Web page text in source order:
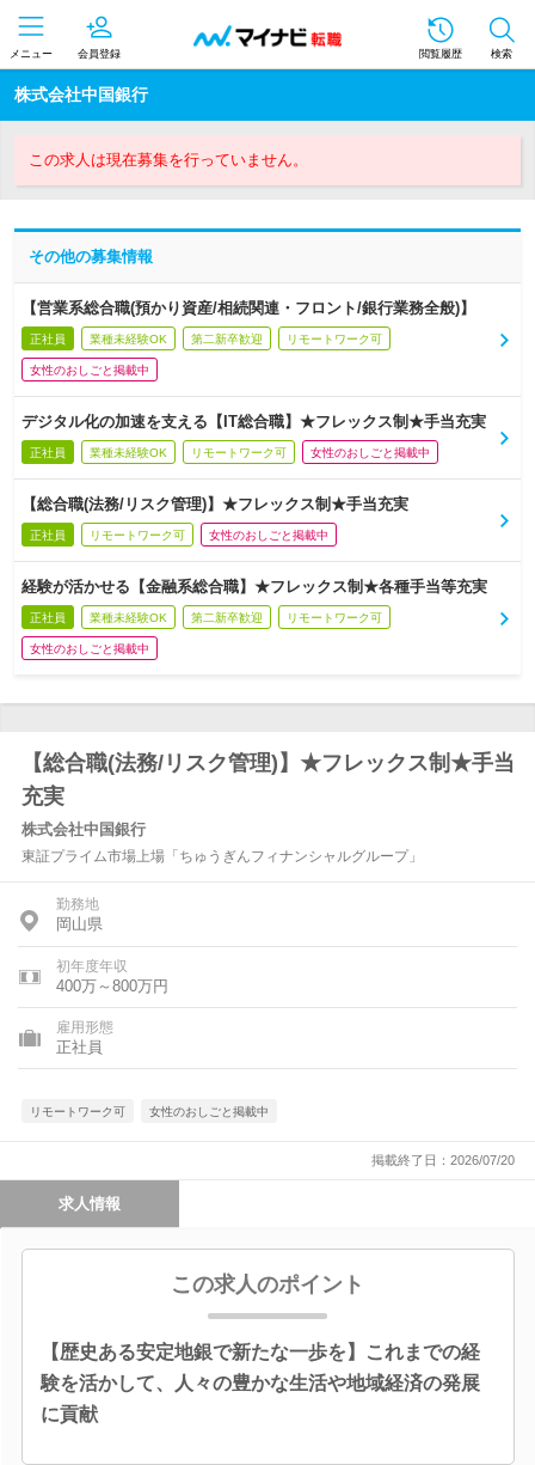
メニュー 会員登録 閲覧履歴 検索
株式会社中国銀行
この求人は現在募集を行っていません。
その他の募集情報
【営業系総合職(預かり資産/相続関連・フロント/銀行業務全般)】
正社員 業種未経験OK 第二新卒歓迎 リモートワーク可
女性のおしごと掲載中
デジタル化の加速を支える【IT総合職】★フレックス制★手当充実
正社員 業種未経験OK リモートワーク可 女性のおしごと掲載中
【総合職(法務/リスク管理)】★フレックス制★手当充実
正社員 リモートワーク可 女性のおしごと掲載中
経験が活かせる【金融系総合職】★フレックス制★各種手当等充実
正社員 業種未経験OK 第二新卒歓迎 リモートワーク可
女性のおしごと掲載中
【総合職(法務/リスク管理)】★フレックス制★手当
充実
株式会社中国銀行
東証プライム市場上場「ちゅうぎんフィナンシャルグループ」
勤務地
岡山県
初年度年収
400万～800万円
雇用形態
正社員
リモートワーク可 女性のおしごと掲載中
掲載終了日：2026/07/20
求人情報
この求人のポイント
【歴史ある安定地銀で新たな一歩を】これまでの経
験を活かして、人々の豊かな生活や地域経済の発展
に貢献